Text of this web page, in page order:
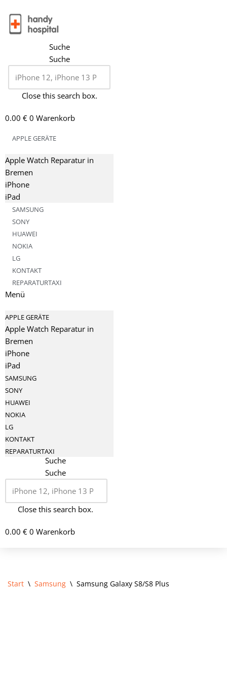
Zum
Suche
Suche
Close this search box.
0.00 € 0 Warenkorb
APPLE GERÄTE
Apple Watch Reparatur in
Bremen
iPhone
iPad
SAMSUNG
SONY
HUAWEI
NOKIA
LG
KONTAKT
REPARATURTAXI
Menü
APPLE GERÄTE
Apple Watch Reparatur in
Bremen
iPhone
iPad
SAMSUNG
SONY
HUAWEI
NOKIA
LG
KONTAKT
REPARATURTAXI
Suche
Suche
Close this search box.
0.00 € 0 Warenkorb
Start \ Samsung \ Samsung Galaxy S8/S8 Plus